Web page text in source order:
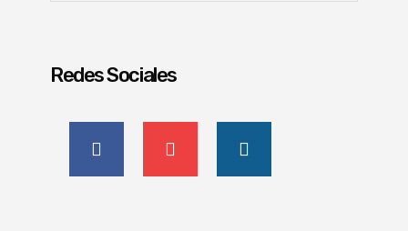
Redes Sociales